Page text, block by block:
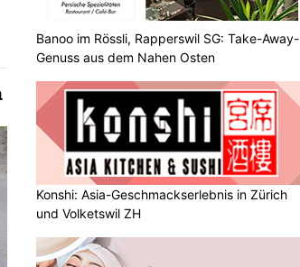
Banoo im Rössli, Rapperswil SG: Take-Away-
Genuss aus dem Nahen Osten
Konshi: Asia-Geschmackserlebnis in Zürich
und Volketswil ZH